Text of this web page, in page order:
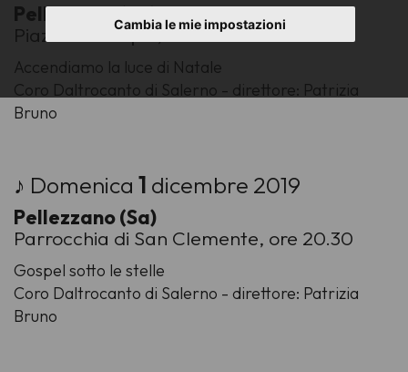
Cambia le mie impostazioni
Pellezzano (Sa)
Piazza Municipio, ore 17.30
Accendiamo la luce di Natale
Coro Daltrocanto di Salerno - direttore: Patrizia
Bruno
♪ Domenica 1 dicembre 2019
Pellezzano (Sa)
Parrocchia di San Clemente, ore 20.30
Gospel sotto le stelle
Coro Daltrocanto di Salerno - direttore: Patrizia
Bruno